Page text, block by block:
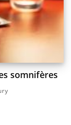
somnifères